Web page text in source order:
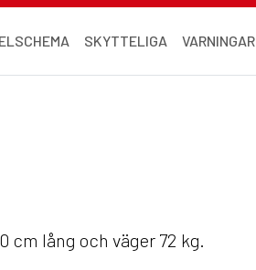
SKYTTELIGA VARNINGAR
cm lång och väger 72 kg.